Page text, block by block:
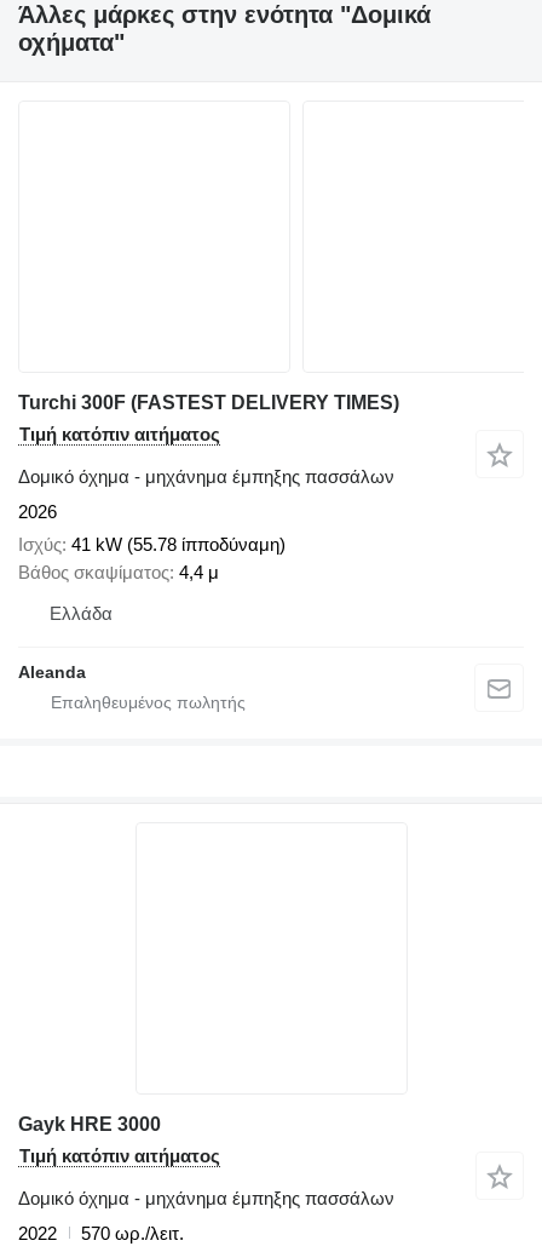
Άλλες μάρκες στην ενότητα "Δομικά
οχήματα"
Turchi 300F (FASTEST DELIVERY TIMES)
Τιμή κατόπιν αιτήματος
Δομικό όχημα - μηχάνημα έμπηξης πασσάλων
2026
Ισχύς 41 kW (55.78 ίπποδύναμη)
Βάθος σκαψίματος 4,4 μ
Ελλάδα
Aleanda
Gayk HRE 3000
Τιμή κατόπιν αιτήματος
Δομικό όχημα - μηχάνημα έμπηξης πασσάλων
2022
570 ωρ./λειτ.